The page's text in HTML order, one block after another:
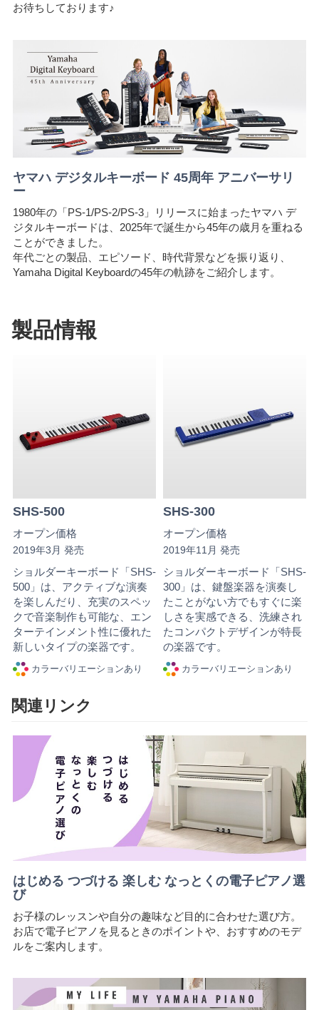
お待ちしております♪
ヤマハ デジタルキーボード 45周年 アニバーサリ
ー
1980年の「PS-1/PS-2/PS-3」リリースに始まったヤマハ デ
ジタルキーボードは、2025年で誕生から45年の歳月を重ねる
ことができました。
年代ごとの製品、エピソード、時代背景などを振り返り、
Yamaha Digital Keyboardの45年の軌跡をご紹介します。
製品情報
SHS-500
オープン価格
2019年3月 発売
ショルダーキーボード「SHS-
500」は、アクティブな演奏
を楽しんだり、充実のスペッ
クで音楽制作も可能な、エン
ターテインメント性に優れた
新しいタイプの楽器です。
カラーバリエーションあり
SHS-300
オープン価格
2019年11月 発売
ショルダーキーボード「SHS-
300」は、鍵盤楽器を演奏し
たことがない方でもすぐに楽
しさを実感できる、洗練され
たコンパクトデザインが特長
の楽器です。
カラーバリエーションあり
関連リンク
はじめる つづける 楽しむ なっとくの電子ピアノ選
び
お子様のレッスンや自分の趣味など目的に合わせた選び方。
お店で電子ピアノを見るときのポイントや、おすすめのモデ
ルをご案内します。